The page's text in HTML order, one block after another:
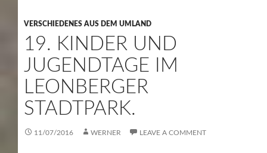
VERSCHIEDENES AUS DEM UMLAND
19. KINDER UND
JUGENDTAGE IM
LEONBERGER
STADTPARK.
11/07/2016 WERNER LEAVE A COMMENT